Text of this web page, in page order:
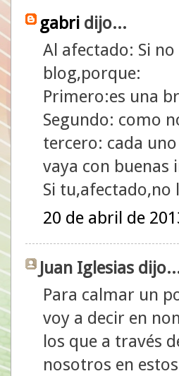
gabri dijo...
Al afectado: Si
blog,porque:
Primero:es una
Segundo: como
tercero: cada
vaya con buenas
Si tu,afectado,no
20 de abril de
Juan Iglesias
Para calmar un
voy a decir en
los que a través
nosotros en